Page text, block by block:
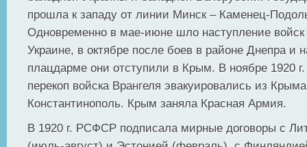
прошла к западу от линии Минск – Каменец-
Одновременно в мае-июне шло наступление войск
Украине, в октябре после боев в районе Днепра и
плацдарме они отступили в Крым. В ноябре 1920
перекоп войска Врангеля эвакуировались из
Константинополь. Крым заняла Красная Армия.
В 1920 г. РСФСР подписала мирные договоры с